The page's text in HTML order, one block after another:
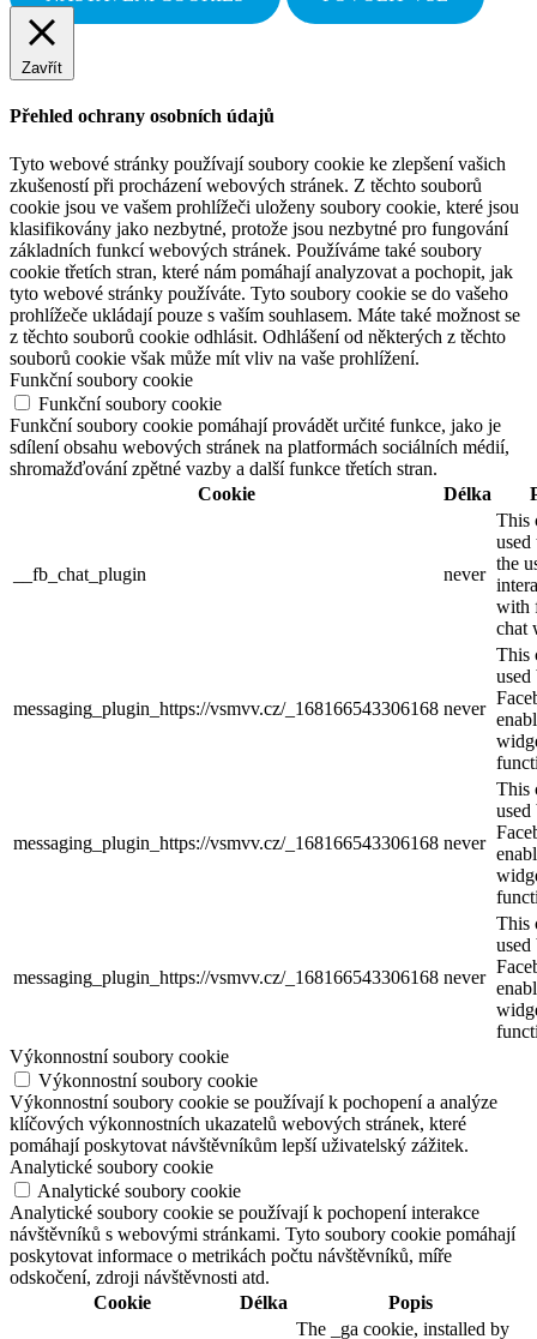
Zavřít
Přehled ochrany osobních údajů
Tyto webové stránky používají soubory cookie ke zlepšení vašich
zkušeností při procházení webových stránek. Z těchto souborů
cookie jsou ve vašem prohlížeči uloženy soubory cookie, které jsou
klasifikovány jako nezbytné, protože jsou nezbytné pro fungování
základních funkcí webových stránek. Používáme také soubory
cookie třetích stran, které nám pomáhají analyzovat a pochopit, jak
tyto webové stránky používáte. Tyto soubory cookie se do vašeho
prohlížeče ukládají pouze s vaším souhlasem. Máte také možnost se
z těchto souborů cookie odhlásit. Odhlášení od některých z těchto
souborů cookie však může mít vliv na vaše prohlížení.
Funkční soubory cookie
Funkční soubory cookie
Funkční soubory cookie pomáhají provádět určité funkce, jako je
sdílení obsahu webových stránek na platformách sociálních médií,
shromažďování zpětné vazby a další funkce třetích stran.
Cookie
Délka
__fb_chat_plugin never
This
used
the
with
chat
messaging_plugin_https://vsmvv.cz/_168166543306168 never
This
used
messaging_plugin_https://vsmvv.cz/_168166543306168 never
This
used
messaging_plugin_https://vsmvv.cz/_168166543306168 never
This
used
Výkonnostní soubory cookie
Výkonnostní soubory cookie
Výkonnostní soubory cookie se používají k pochopení a analýze
klíčových výkonnostních ukazatelů webových stránek, které
pomáhají poskytovat návštěvníkům lepší uživatelský zážitek.
Analytické soubory cookie
Analytické soubory cookie
Analytické soubory cookie se používají k pochopení interakce
návštěvníků s webovými stránkami. Tyto soubory cookie pomáhají
poskytovat informace o metrikách počtu návštěvníků, míře
odskočení, zdroji návštěvnosti atd.
Cookie
Délka Popis
The _ga cookie, installed by